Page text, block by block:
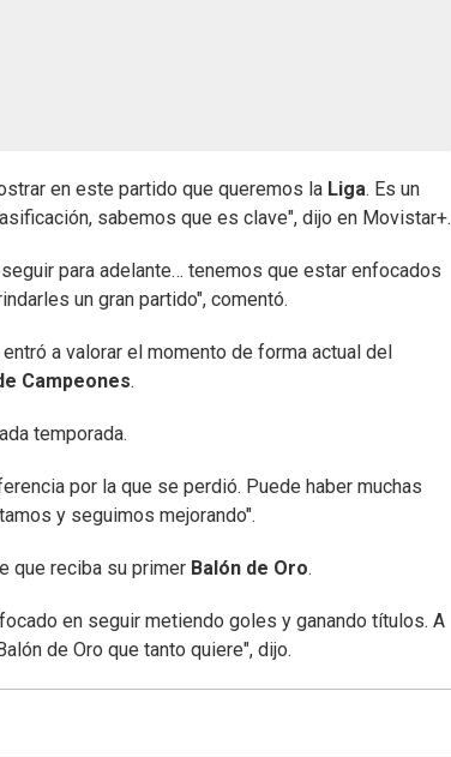
en este partido que queremos la Liga. Es un
sabemos que es clave", dijo en Movistar+.
para adelante… tenemos que estar enfocados
un gran partido", comentó.
a valorar el momento de forma actual del
Campeones.
temporada.
por la que se perdió. Puede haber muchas
y seguimos mejorando".
que reciba su primer Balón de Oro.
en seguir metiendo goles y ganando títulos. A
de Oro que tanto quiere", dijo.